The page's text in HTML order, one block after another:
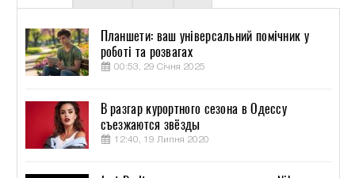
Планшети: ваш універсальний помічник у
роботі та розвагах
00:53, 29 Січня 2025
В разгар курортного сезона в Одессу
съезжаются звёзды
12:40, 19 Липня 2020